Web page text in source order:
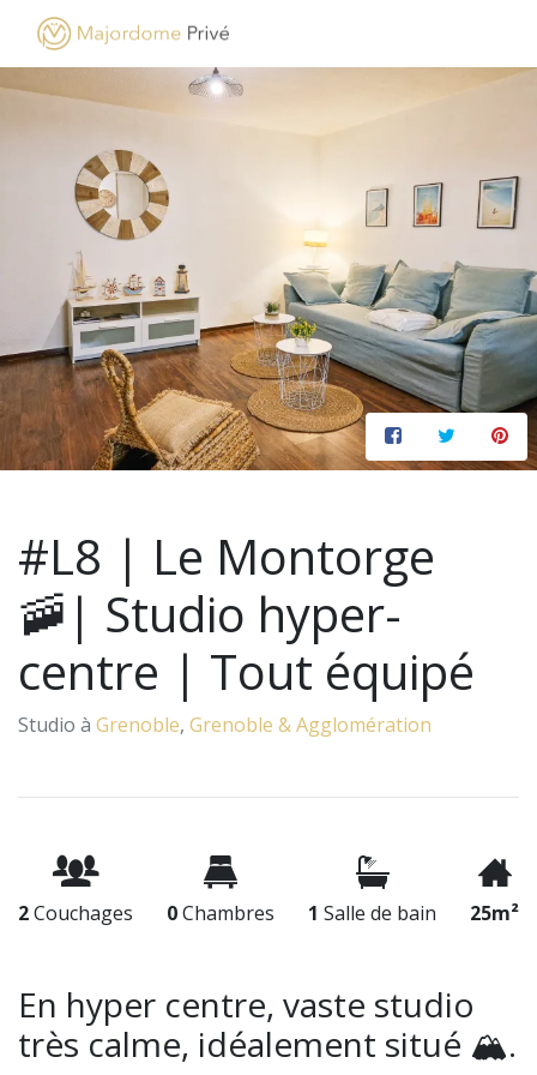
#L8 | Le Montorge
🚠| Studio hyper-
centre | Tout équipé
Studio à Grenoble, Grenoble & Agglomération
2Couchages 0Chambres 1 Salle de bain 25m²
En hyper centre, vaste studio
très calme, idéalement situé 🏔.